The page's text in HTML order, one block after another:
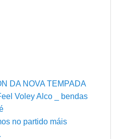
DA NOVA TEMPADA
Voley Alco _ bendas
no partido máis